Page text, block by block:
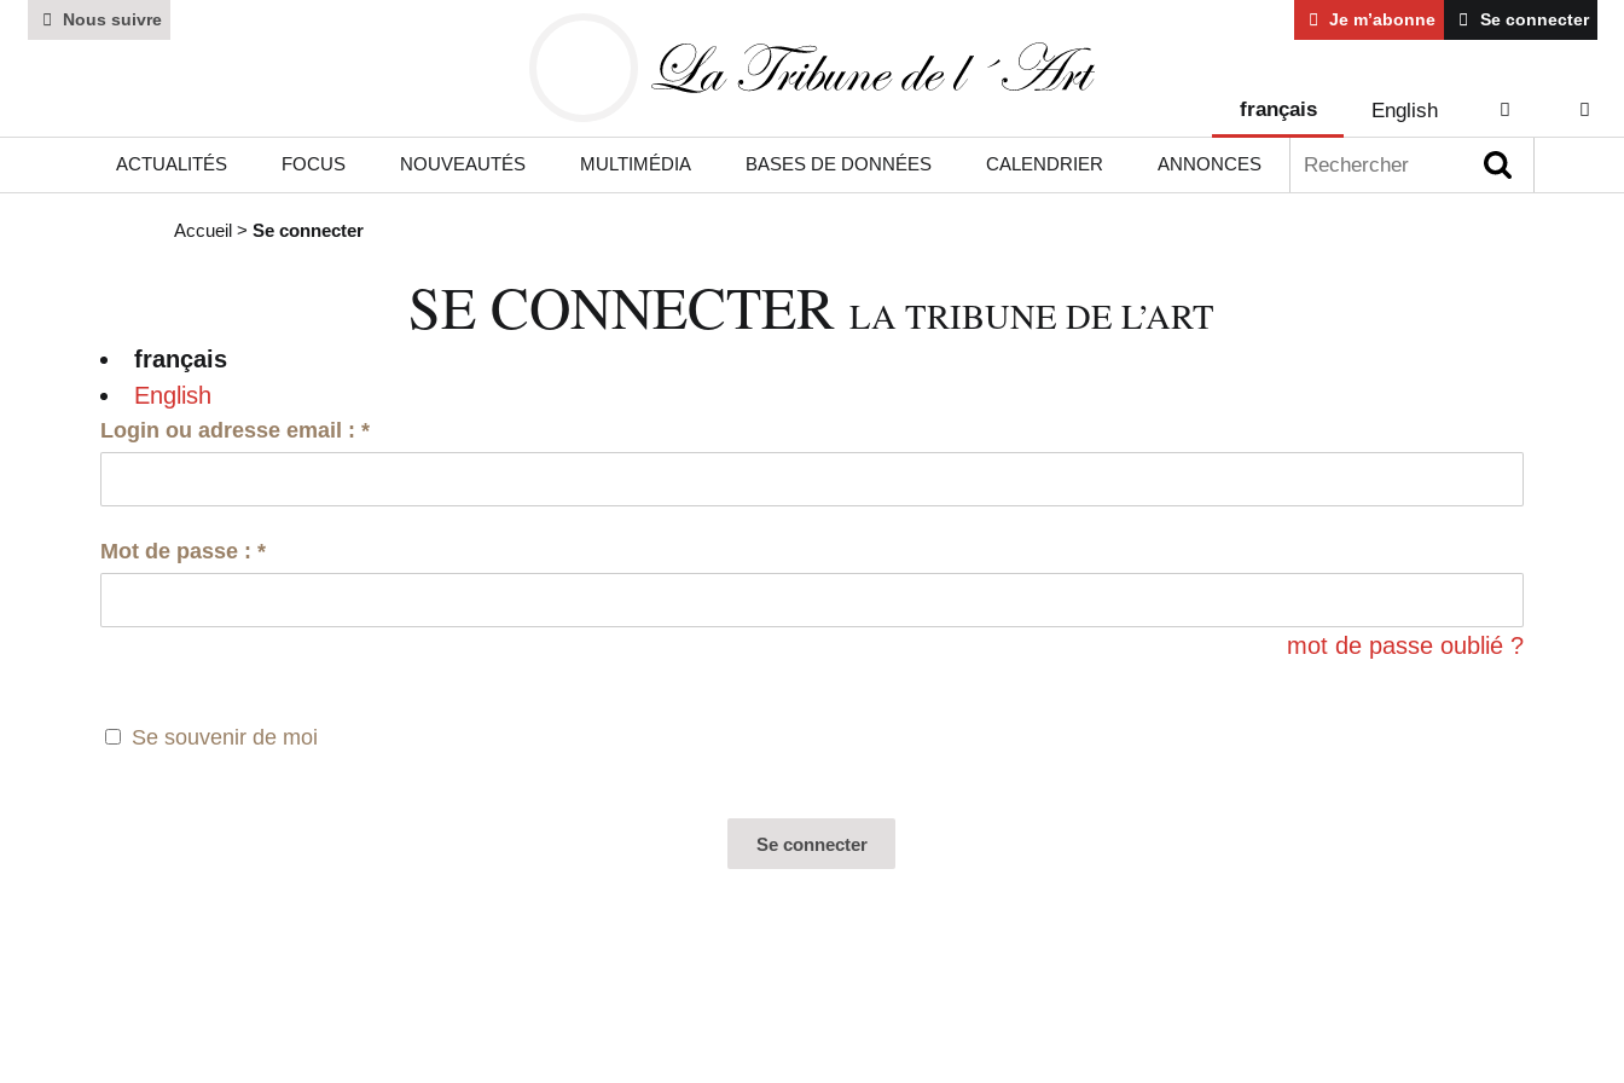
Nous suivre Je m’abonne Se connecter
ACTUALITÉS FOCUS NOUVEAUTÉS MULTIMÉDIA BASES DE DONNÉES CALENDRIER ANNONCES
français English AIDE
Accueil > Se connecter
SE CONNECTERLA TRIBUNE DE L’ART
français
English
Login ou adresse email :*
Mot de passe :*
mot de passe oublié ?
Se souvenir de moi